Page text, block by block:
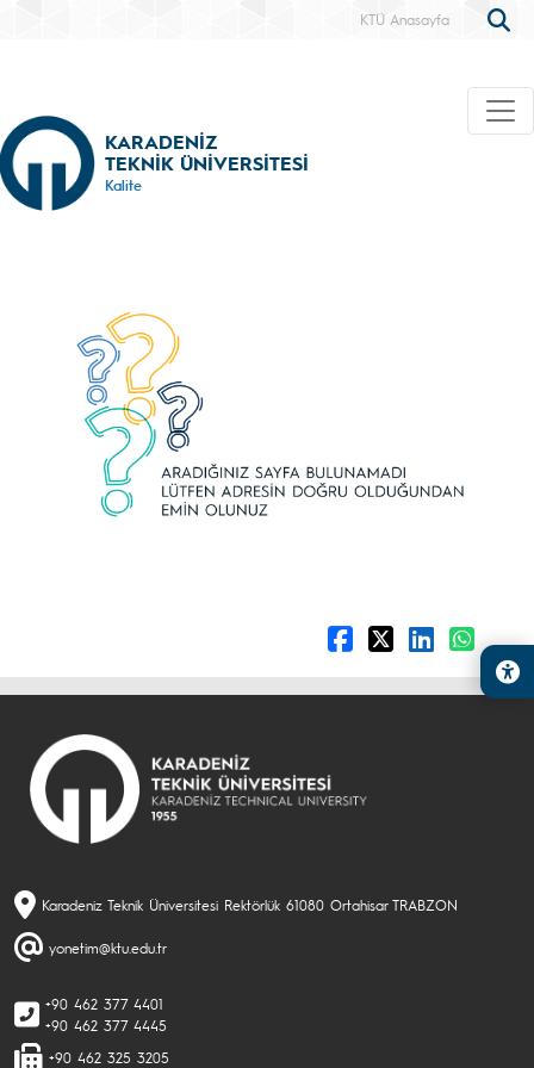
KTÜ Anasayfa
KARADENİZ
TEKNİK ÜNİVERSİTESİ
Kalite
Karadeniz Teknik Üniversitesi Rektörlük 61080 Ortahisar TRABZON
yonetim@ktu.edu.tr
+90 462 377 4401
+90 462 377 4445
+90 462 325 3205